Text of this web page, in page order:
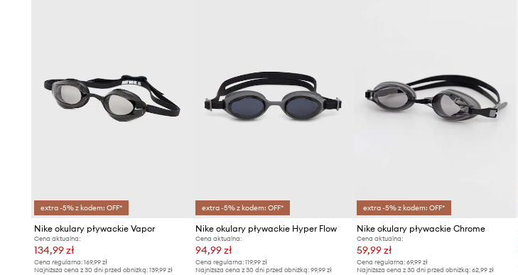
extra -5% z kodem: OFF*
Nike okulary pływackie Vapor
Cena aktualna:
134,99 zł
Cena regularna: 169,99 zł
Najniższa cena z 30 dni przed obniżką: 139,99 zł
extra -5% z kodem: OFF*
Nike okulary pływackie Hyper Flow
Cena aktualna:
94,99 zł
Cena regularna:119,99 zł
Najniższa cena z 30 dni przed obniżką:99,99 zł
extra -5% z kodem: OFF*
Nike okulary pływackie Chrome
Cena aktualna:
59,99 zł
Cena regularna: 69,99 zł
Najniższa cena z 30 dni przed obniżką: 62,99 zł